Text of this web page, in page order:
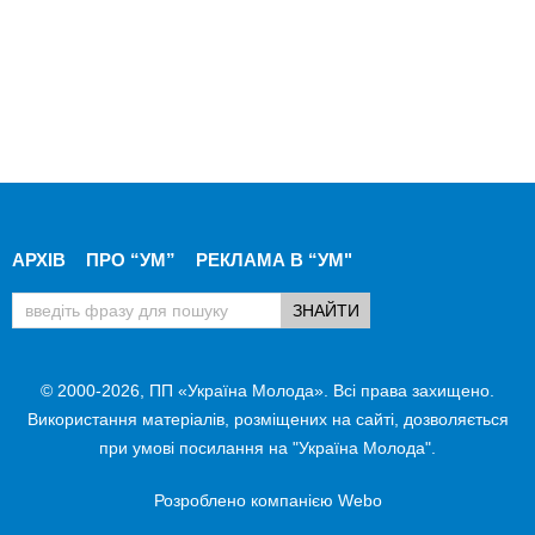
АРХІВ ПРО “УМ” РЕКЛАМА В “УМ"
© 2000-2026, ПП «Україна Молода». Всі права захищено.
Використання матеріалів, розміщених на сайті, дозволяється
при умові посилання на "Україна Молода".
Розроблено компанією Webo